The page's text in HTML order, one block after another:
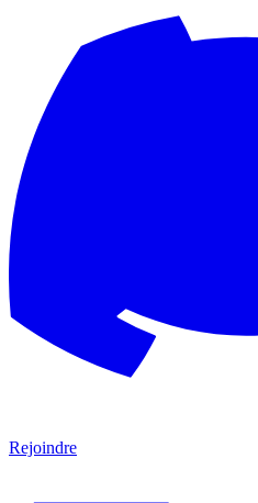
Rejoindre